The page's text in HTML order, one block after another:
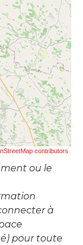
contributors
ou le
à
pour toute